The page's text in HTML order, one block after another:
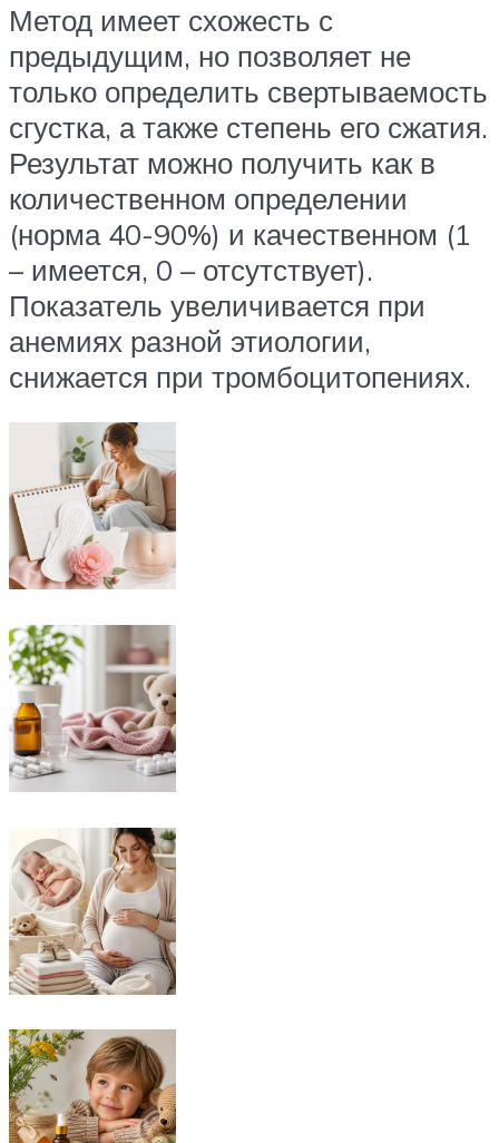
Метод имеет схожесть с
предыдущим, но позволяет не
только определить свертываемость
сгустка, а также степень его сжатия.
Результат можно получить как в
количественном определении
(норма 40-90%) и качественном (1
– имеется, 0 – отсутствует).
Показатель увеличивается при
анемиях разной этиологии,
снижается при тромбоцитопениях.